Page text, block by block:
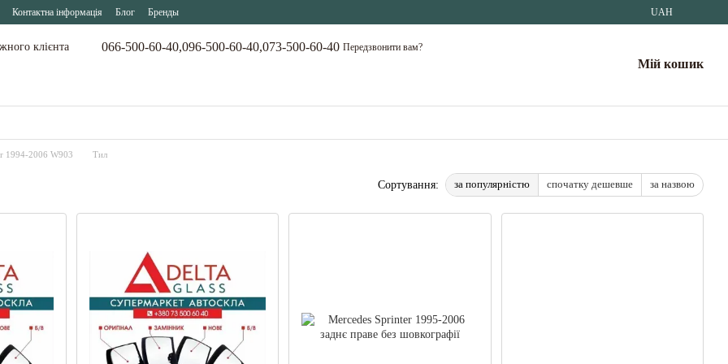
Контактна інформація Блог Бренды UAH
клієнта 066-500-60-40,096-500-60-40,073-500-60-40 Передзвонити вам?
Мій кошик
1994-2006 W903 Тил
Сортування: за популярністю спочатку дешевше за назвою